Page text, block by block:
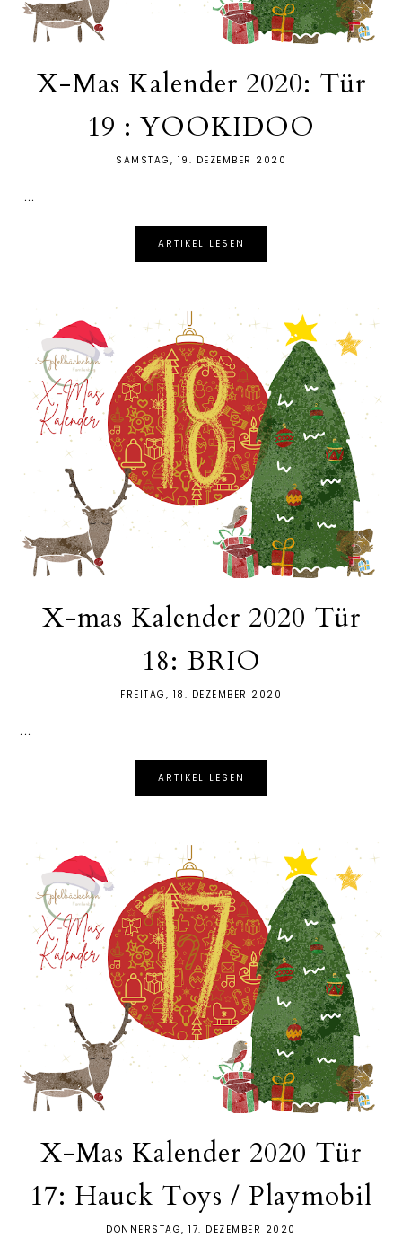
X-Mas Kalender 2020: Tür
19 : YOOKIDOO
SAMSTAG, 19. DEZEMBER 2020
...
ARTIKEL LESEN
X-mas Kalender 2020 Tür
18: BRIO
FREITAG, 18. DEZEMBER 2020
...
ARTIKEL LESEN
X-Mas Kalender 2020 Tür
17: Hauck Toys / Playmobil
DONNERSTAG, 17. DEZEMBER 2020